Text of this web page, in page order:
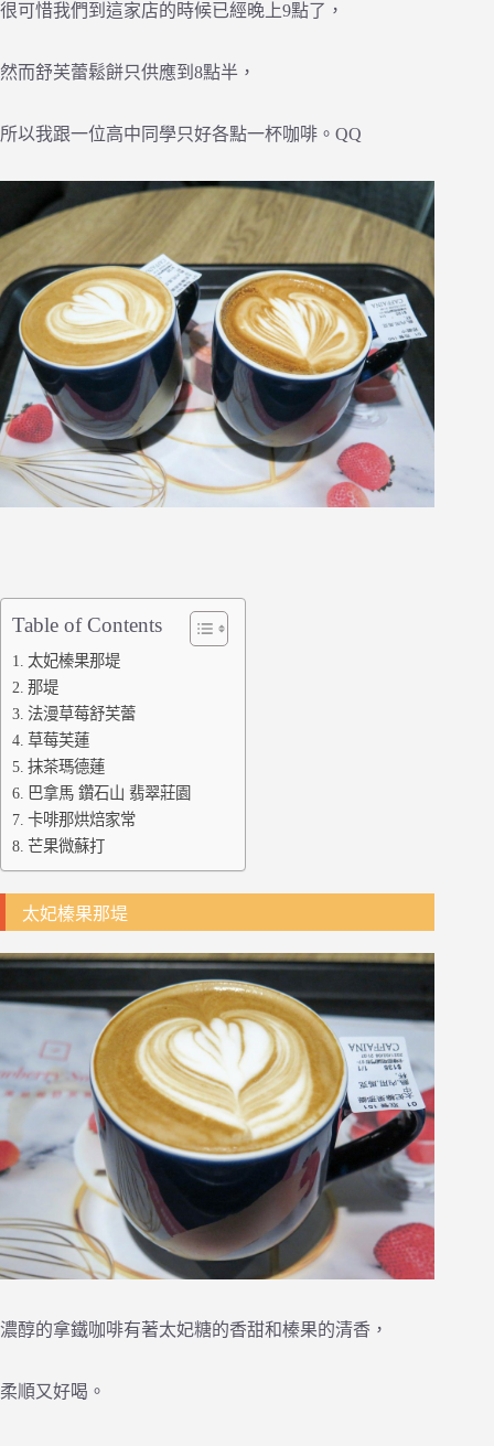
很可惜我們到這家店的時候已經晚上9點了，
然而舒芙蕾鬆餅只供應到8點半，
所以我跟一位高中同學只好各點一杯咖啡。QQ
Table of Contents
太妃榛果那堤
那堤
法漫草莓舒芙蕾
草莓芙蓮
抹茶瑪德蓮
巴拿馬 鑽石山 翡翠莊園
卡啡那烘焙家常
芒果微蘇打
太妃榛果那堤
濃醇的拿鐵咖啡有著太妃糖的香甜和榛果的清香，
柔順又好喝。